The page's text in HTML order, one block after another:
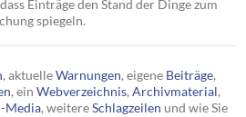
Einträge den Stand der Dinge zum
spiegeln.
, aktuelleWarnungen, eigene Beiträge,
, ein Webverzeichnis, Archivmaterial,
Media, weitereSchlagzeilen und wie Sie